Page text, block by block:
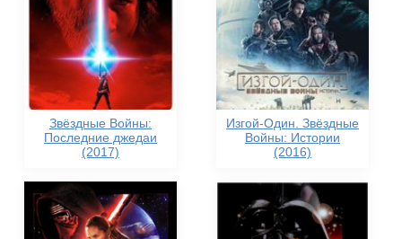
Звёздные Войны:
Последние джедаи
(2017)
Изгой-Один. Звёздные
Войны: Истории
(2016)